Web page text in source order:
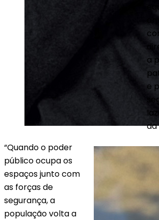
a
e
“Quando o poder
público ocupa os
espaços junto com
as forças de
segurança, a
população volta a